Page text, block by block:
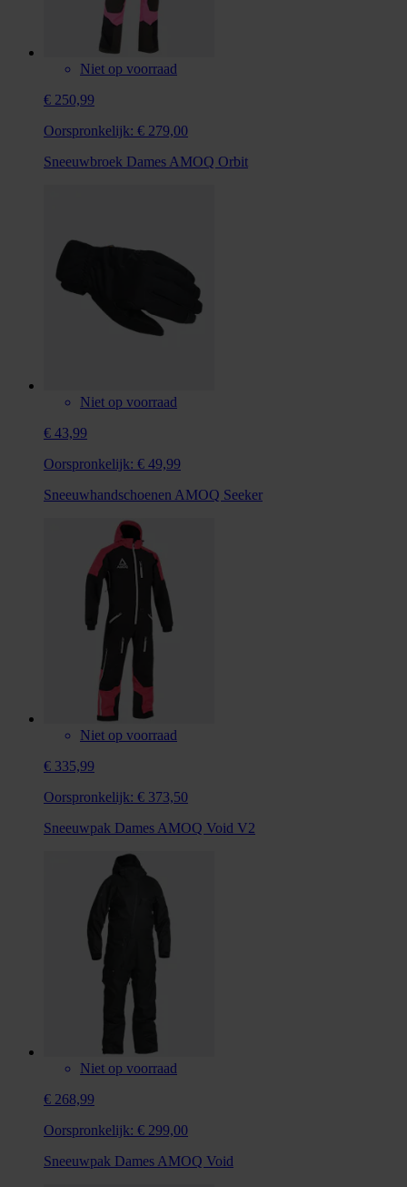
Niet op voorraad
€ 250,99
Oorspronkelijk: € 279,00
Sneeuwbroek Dames AMOQ Orbit
Niet op voorraad
€ 43,99
Oorspronkelijk: € 49,99
Sneeuwhandschoenen AMOQ Seeker
Niet op voorraad
€ 335,99
Oorspronkelijk: € 373,50
Sneeuwpak Dames AMOQ Void V2
Niet op voorraad
€ 268,99
Oorspronkelijk: € 299,00
Sneeuwpak Dames AMOQ Void